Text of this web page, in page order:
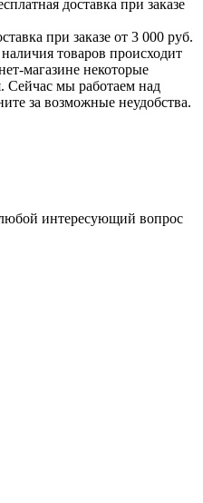
доставка при заказе
при заказе от 3 000 руб.
товаров происходит
магазине некоторые
Сейчас мы работаем над
за возможные неудобства.
интересующий вопрос